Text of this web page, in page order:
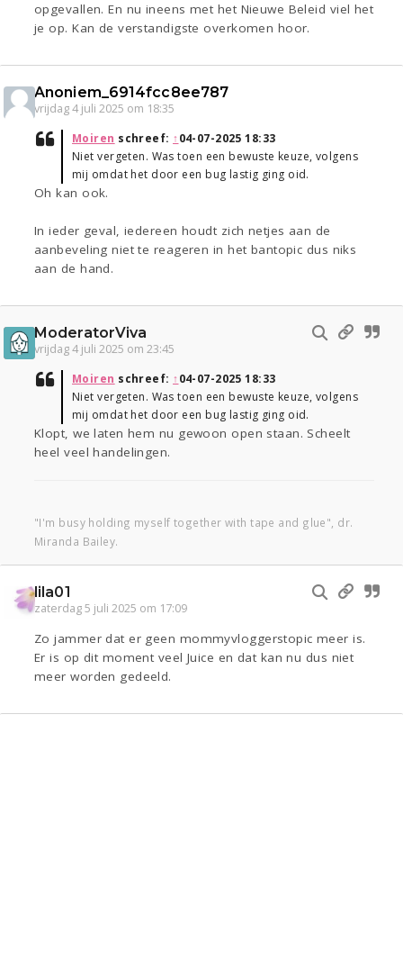
opgevallen. En nu ineens met het Nieuwe Beleid viel het
je op. Kan de verstandigste overkomen hoor.
Anoniem_6914fcc8ee787
vrijdag 4 juli 2025 om 18:35
Moiren schreef: ↑04-07-2025 18:33
Niet vergeten. Was toen een bewuste keuze, volgens
mij omdat het door een bug lastig ging oid.
Oh kan ook.
In ieder geval, iedereen houdt zich netjes aan de
aanbeveling niet te reageren in het bantopic dus niks
aan de hand.
ModeratorViva
vrijdag 4 juli 2025 om 23:45
Moiren schreef: ↑04-07-2025 18:33
Niet vergeten. Was toen een bewuste keuze, volgens
mij omdat het door een bug lastig ging oid.
Klopt, we laten hem nu gewoon open staan. Scheelt
heel veel handelingen.
"I'm busy holding myself together with tape and glue", dr.
Miranda Bailey.
lila01
zaterdag 5 juli 2025 om 17:09
Zo jammer dat er geen mommyvloggerstopic meer is.
Er is op dit moment veel Juice en dat kan nu dus niet
meer worden gedeeld.